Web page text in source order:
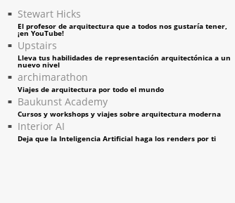
Stewart Hicks
El profesor de arquitectura que a todos nos gustaría tener,
¡en YouTube!
Upstairs
Lleva tus habilidades de representación arquitectónica a un
nuevo nivel
archimarathon
Viajes de arquitectura por todo el mundo
Baukunst Academy
Cursos y workshops y viajes sobre arquitectura moderna
Interior AI
Deja que la Inteligencia Artificial haga los renders por ti